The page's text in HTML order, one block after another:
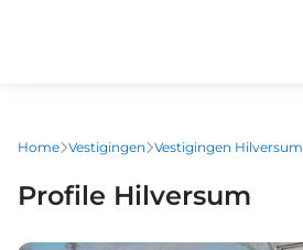
gaan
Home Vestigingen Vestigingen Hilversum
Profile Hilversum